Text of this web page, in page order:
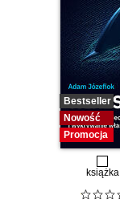
Bestseller
Nowość
Promocja
książka